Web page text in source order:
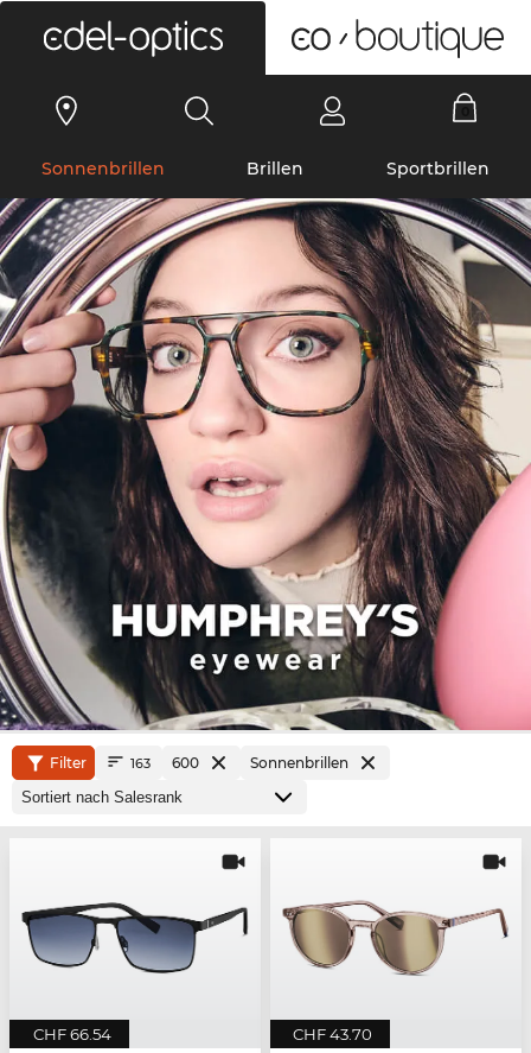
Sonnenbrillen Brillen Sportbrillen
Filter 163 600 Sonnenbrillen
CHF 66.54 CHF 43.70